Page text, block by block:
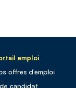
emploi
offres d’emploi
candidat